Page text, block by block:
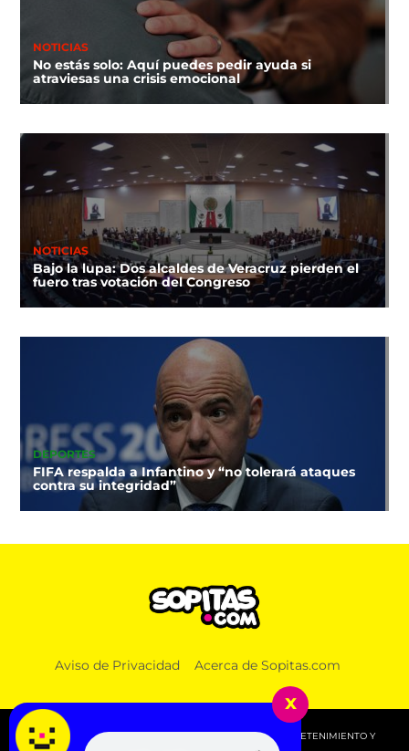
NOTICIAS
No estás solo: Aquí puedes pedir ayuda si
atraviesas una crisis emocional
NOTICIAS
Bajo la lupa: Dos alcaldes de Veracruz pierden el
fuero tras votación del Congreso
DEPORTES
FIFA respalda a Infantino y “no tolerará ataques
contra su integridad”
Aviso de Privacidad Acerca de Sopitas.com
© 2026 SOPITAS.COM - MÚSICA, NOTICIAS, DEPORTES, ENTRETENIMIENTO Y
x